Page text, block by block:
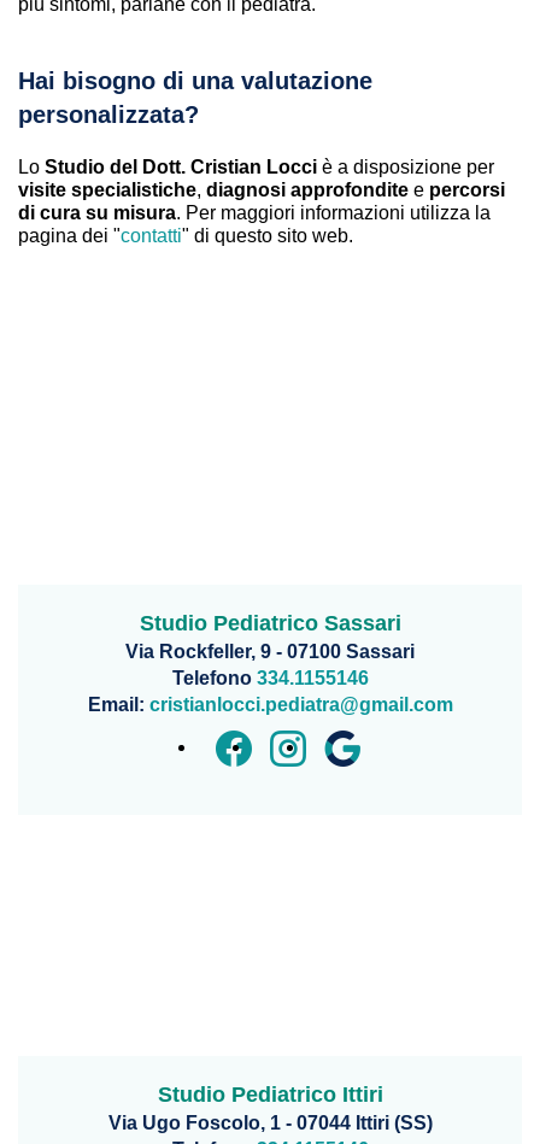
più sintomi, parlane con il pediatra.
Hai bisogno di una valutazione
personalizzata?
Lo Studio del Dott. Cristian Locci è a disposizione per
visite specialistiche, diagnosi approfondite e percorsi
di cura su misura. Per maggiori informazioni utilizza la
pagina dei "contatti" di questo sito web.
Studio Pediatrico Sassari
Via Rockfeller, 9 - 07100 Sassari
Telefono 334.1155146
Email: cristianlocci.pediatra@gmail.com
Studio Pediatrico Ittiri
Via Ugo Foscolo, 1 - 07044 Ittiri (SS)